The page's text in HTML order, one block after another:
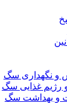
و نگهداری سگ
و رژیم غذایی سگ
و بهداشت سگ